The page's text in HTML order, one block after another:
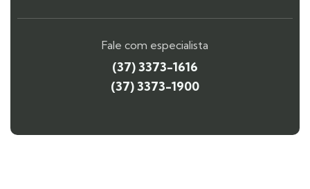
Fale com especialista
(37) 3373-1616
(37) 3373-1900